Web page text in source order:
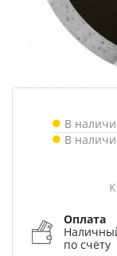
В
В
Оплата
по счёту